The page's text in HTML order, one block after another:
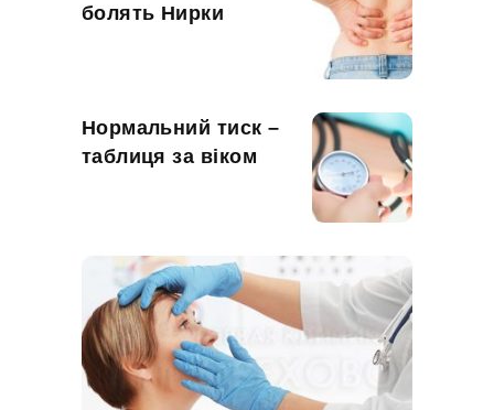
болять Нирки
Нормальний тиск –
таблиця за віком